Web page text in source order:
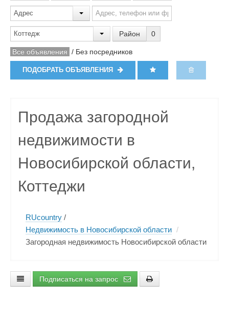
Район 0
Все объявления / Без посредников
ПОДОБРАТЬ ОБЪЯВЛЕНИЯ
Продажа загородной
недвижимости в
Новосибирской области,
Коттеджи
RUcountry /
Недвижимость в Новосибирской области /
Загородная недвижимость Новосибирской области
Подписаться на запрос